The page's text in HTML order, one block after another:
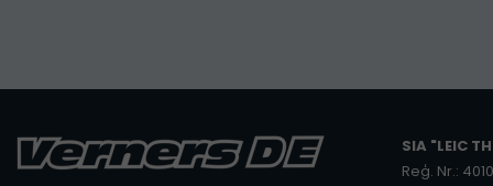
SIA "LEIC
Reģ. Nr.: